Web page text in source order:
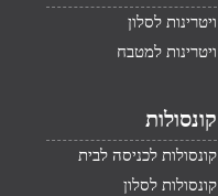
ויטרינות לסלון
ויטרינות למטבח
קונסולות
קונסולות לכניסה לבית
קונסולות לסלון